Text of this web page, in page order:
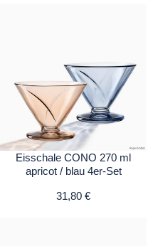
Eisschale CONO 270 ml
apricot / blau 4er-Set
31,80 €